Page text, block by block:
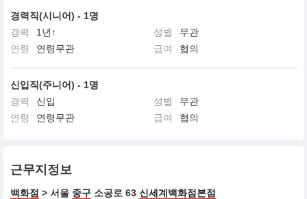
경력직(시니어) - 1명
경력
1년↑ 성별
무관
연령
연령무관 급여 협의
신입직(주니어) - 1명
경력
신입 성별
무관
연령
연령무관 급여 협의
근무지정보
백화점 > 서울 중구 소공로 63 신세계백화점본점